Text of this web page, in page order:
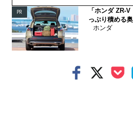
PR
「ホンダ ZR-
っぷり積める
ホンダ